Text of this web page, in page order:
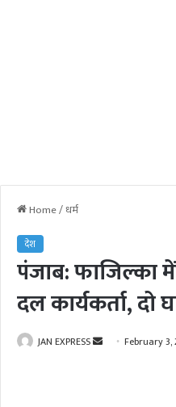
Home/धर्म
देश
पंजाब: फाजिल्का
दल कार्यकर्ता, दो
JAN EXPRESS February 3,